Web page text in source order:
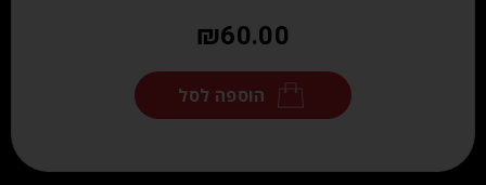
₪60.00
הוספה לסל